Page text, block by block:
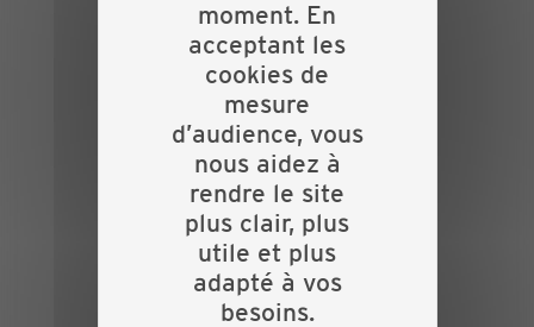
PLAN DU SITE
Evénements
Nos services
Contact
INFORMATIONS
moment. En
acceptant les
cookies de
mesure
d’audience, vous
nous aidez à
rendre le site
plus clair, plus
utile et plus
adapté à vos
besoins.